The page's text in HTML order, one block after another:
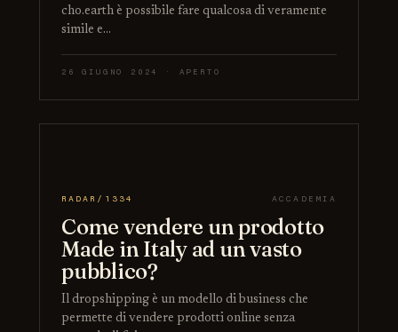
cho.earth è possibile fare qualcosa di veramente
simile e…
26 GIUGNO 2024 · APERTO
RADAR/1334 ACCADEMIA
Come vendere un prodotto
Made in Italy ad un vasto
pubblico?
Il dropshipping è un modello di business che
permette di vendere prodotti online senza